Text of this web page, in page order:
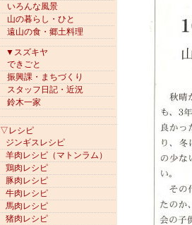
いろんな風景
山の暮らし・ひと
遠山の食・郷土料理
▼スズキヤ
できごと
振興課・まちづくり
スタッフ日記・近況
鈴木一家
▽レシピ
ジンギスレシピ
羊肉レシピ（マトンラム）
鶏肉レシピ
豚肉レシピ
牛肉レシピ
馬肉レシピ
猪肉レシピ